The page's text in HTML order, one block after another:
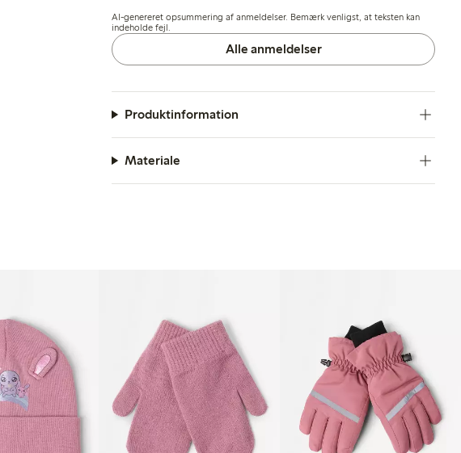
anvendelighed i våde eller meget kolde forhold.
AI-genereret opsummering af anmeldelser. Bemærk venligst, at teksten kan
indeholde fejl.
Alle anmeldelser
Produktinformation
Materiale